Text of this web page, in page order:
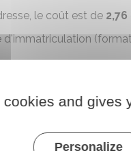
le coût est de
and gives
Personalize